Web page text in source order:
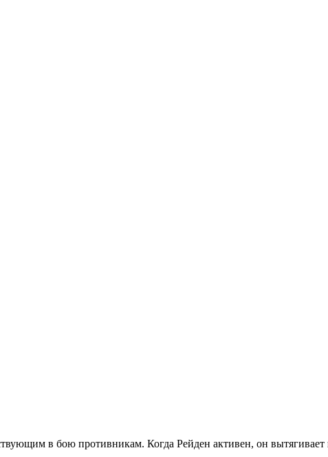
в бою противникам. Когда Рейден активен, он вытягивает